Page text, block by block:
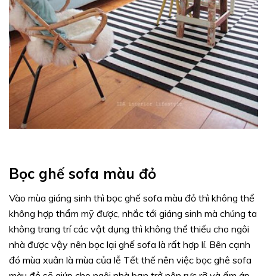
Bọc ghế sofa màu đỏ
Vào mùa giáng sinh thì bọc ghế sofa màu đỏ thì không thể
không hợp thẩm mỹ được, nhắc tới giáng sinh mà chúng ta
không trang trí các vật dụng thì không thể thiếu cho ngôi
nhà được vậy nên bọc lại ghế sofa là rất hợp lí. Bên cạnh
đó mùa xuân là mùa của lễ Tết thế nên việc bọc ghê sofa